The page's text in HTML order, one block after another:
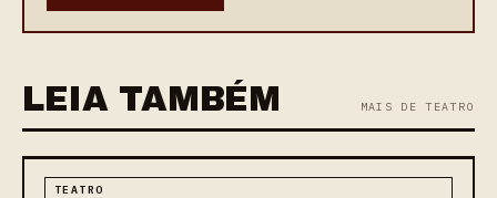
LEIA TAMBÉM MAIS DE TEATRO
TEATRO